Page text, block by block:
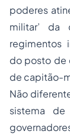
poderes
militar’ da
regimentos
do posto de
de capitão-
Não
sistema de